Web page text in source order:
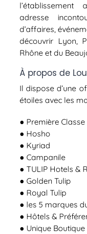
adresse
d’affaires,
découvrir Lyon,
Rhône et du
À propos de
Il dispose d’une
étoiles avec les
​● Première Classe
​● Hosho
​● Kyriad
​● Campanile
​● TULIP Hotels &
​● Golden Tulip
​● Royal Tulip
​● les 5 marques
​● Hôtels &
​● Unique